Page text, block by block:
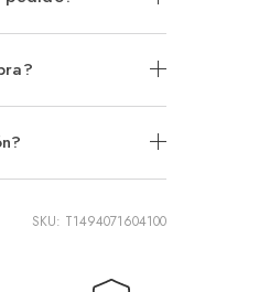
SKU: T1494071604100